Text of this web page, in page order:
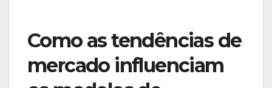
colaboradores podem gerar descontentamento e
desmotivação. É fundamental que todos os